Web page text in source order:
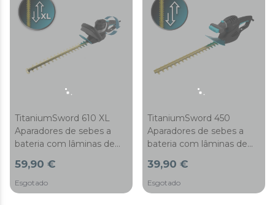
TitaniumSword 610 XL
Aparadores de sebes a
bateria com lâminas de
59,90 €
Esgotado
TitaniumSword 450
Aparadores de sebes a
bateria com lâminas de
39,90 €
Esgotado